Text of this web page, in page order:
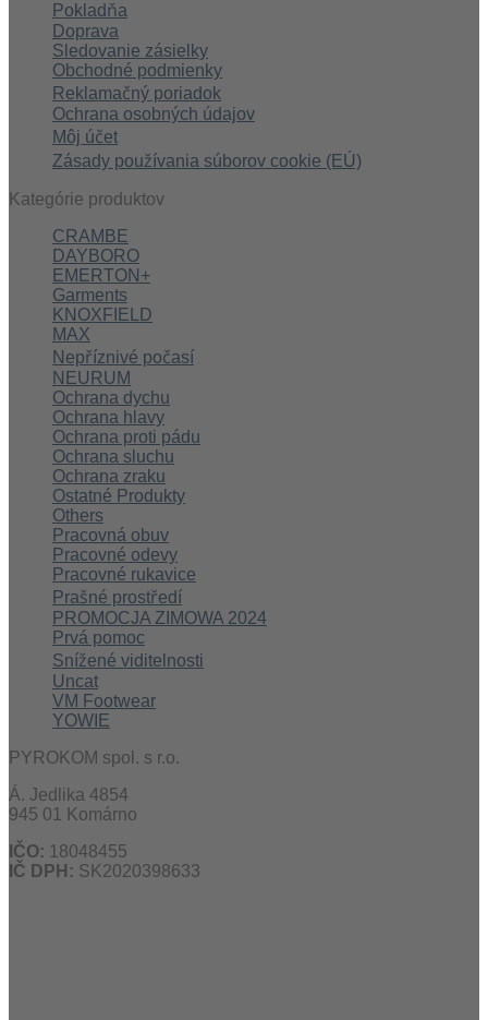
Pokladňa
Doprava
Sledovanie zásielky
Obchodné podmienky
Reklamačný poriadok
Ochrana osobných údajov
Môj účet
Zásady používania súborov cookie (EÚ)
Kategórie produktov
CRAMBE
DAYBORO
EMERTON+
Garments
KNOXFIELD
MAX
Nepříznivé počasí
NEURUM
Ochrana dychu
Ochrana hlavy
Ochrana proti pádu
Ochrana sluchu
Ochrana zraku
Ostatné Produkty
Others
Pracovná obuv
Pracovné odevy
Pracovné rukavice
Prašné prostředí
PROMOCJA ZIMOWA 2024
Prvá pomoc
Snížené viditelnosti
Uncat
VM Footwear
YOWIE
PYROKOM spol. s r.o.
Á. Jedlika 4854
945 01 Komárno
IČO: 18048455
IČ DPH: SK2020398633